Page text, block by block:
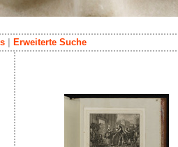
Erweiterte Suche